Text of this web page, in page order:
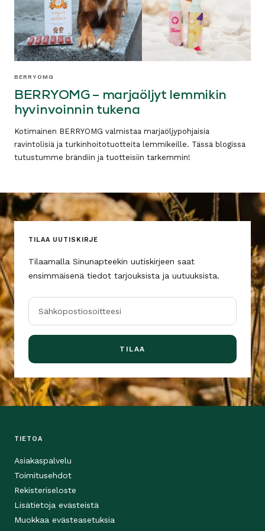
BERRYOMG
BERRYOMG – marjaöljyt lemmikin
hyvinvoinnin tukena
Kotimainen BERRYOMG valmistaa marjaöljypohjaisia
ravintolisiä ja turkinhoitotuotteita lemmikeille. Tässä blogissa
tutustumme brändiin ja tuotteisiin tarkemmin!
TILAA UUTISKIRJE
Tilaamalla Sinunapteekin uutiskirjeen saat
ensimmäisenä tiedot tarjouksista ja uutuuksista.
Sähköpostiosoitteesi
TILAA
TIETOA
Asiakaspalvelu
Toimitusehdot
Rekisteriseloste
Lisätietoja evästeistä
Muokkaa evästeasetuksia